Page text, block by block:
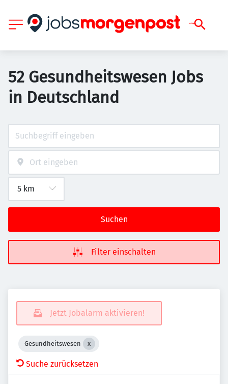
52 Gesundheitswesen Jobs
in Deutschland
Suchen
Filter einschalten
Jetzt Jobalarm aktivieren!
Gesundheitswesen
Suche zurücksetzen